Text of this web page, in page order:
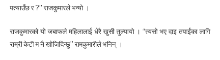
पत्याउँछ र ?” राजकुमारले भन्यो ।
राजकुमारको यो जबाफले महिलालाई धेरै खुसी तुल्यायो । “त्यसो भए दाइ तपाईंका लागि
राम्री केटी म नै खोजिदिन्छु” रामकुमारीले भनिन् ।